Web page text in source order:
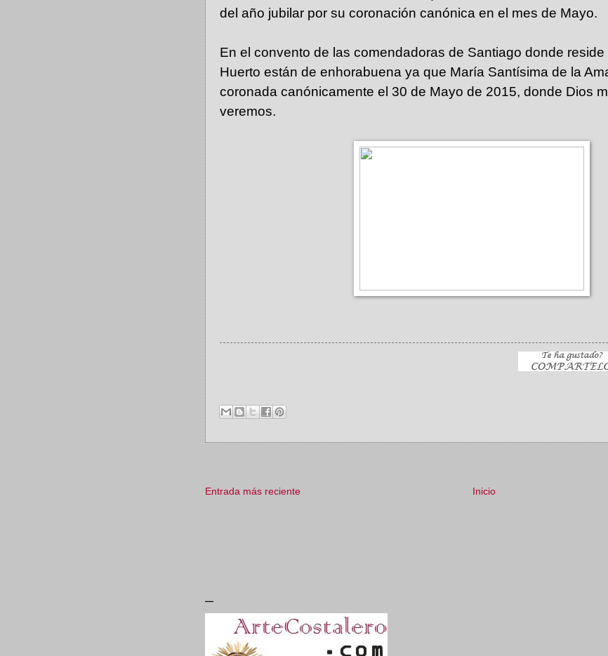
del año jubilar por su coronación canónica en el mes de Mayo.
En el convento de las comendadoras de Santiago donde reside
Huerto están de enhorabuena ya que María Santísima de la
coronada canónicamente el 30 de Mayo de 2015, donde Dios
veremos.
Entrada más reciente Inicio